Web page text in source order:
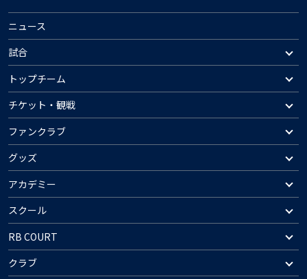
ニュース
試合
トップチーム
チケット・観戦
ファンクラブ
グッズ
アカデミー
スクール
RB COURT
クラブ